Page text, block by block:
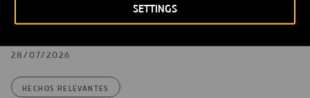
SETTINGS
28/07/2026
HECHOS RELEVANTES